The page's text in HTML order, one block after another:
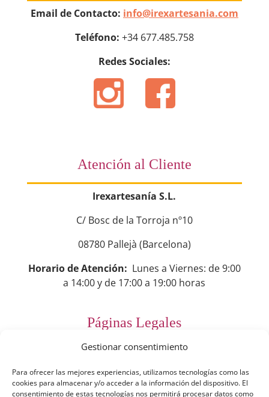
Gestionar consentimiento
Para ofrecer las mejores experiencias, utilizamos tecnologías como las
cookies para almacenar y/o acceder a la información del dispositivo. El
consentimiento de estas tecnologías nos permitirá procesar datos como
Email de Contacto: info@irexartesania.com
Teléfono: +34 677.485.758
Redes Sociales:
Atención al Cliente
Irexartesanía S.L.
C/ Bosc de la Torroja nº10
08780 Pallejà (Barcelona)
Horario de Atención: Lunes a Viernes: de 9:00
a 14:00 y de 17:00 a 19:00 horas
Páginas Legales
Preguntas Frecuentes
Aviso Legal